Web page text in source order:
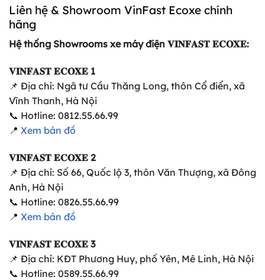
Liên hệ & Showroom VinFast Ecoxe chính
hãng
Hệ thống Showrooms xe máy điện 𝐕𝐈𝐍𝐅𝐀𝐒𝐓 𝐄𝐂𝐎𝐗𝐄:
𝐕𝐈𝐍𝐅𝐀𝐒𝐓 𝐄𝐂𝐎𝐗𝐄 1
📌 Địa chỉ: Ngã tư Cầu Thăng Long, thôn Cổ điển, xã
Vĩnh Thanh, Hà Nội
📞 Hotline: 0812.55.66.99
📍 Xem bản đồ
𝐕𝐈𝐍𝐅𝐀𝐒𝐓 𝐄𝐂𝐎𝐗𝐄 2
📌 Địa chỉ: Số 66, Quốc lộ 3, thôn Văn Thượng, xã Đông
Anh, Hà Nội
📞 Hotline: 0826.55.66.99
📍 Xem bản đồ
𝐕𝐈𝐍𝐅𝐀𝐒𝐓 𝐄𝐂𝐎𝐗𝐄 3
📌 Địa chỉ: KĐT Phương Huy, phố Yên, Mê Linh, Hà Nội
📞 Hotline: 0589.55.66.99